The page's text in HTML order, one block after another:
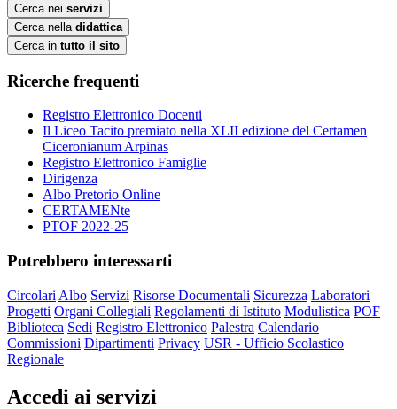
Cerca nei servizi
Cerca nella didattica
Cerca in tutto il sito
Ricerche frequenti
Registro Elettronico Docenti
Il Liceo Tacito premiato nella XLII edizione del Certamen
Ciceronianum Arpinas
Registro Elettronico Famiglie
Dirigenza
Albo Pretorio Online
CERTAMENte
PTOF 2022-25
Potrebbero interessarti
Circolari Albo Servizi Risorse Documentali Sicurezza Laboratori
Progetti Organi Collegiali Regolamenti di Istituto Modulistica POF
Biblioteca Sedi Registro Elettronico Palestra Calendario
Commissioni Dipartimenti Privacy USR - Ufficio Scolastico
Regionale
Accedi ai servizi